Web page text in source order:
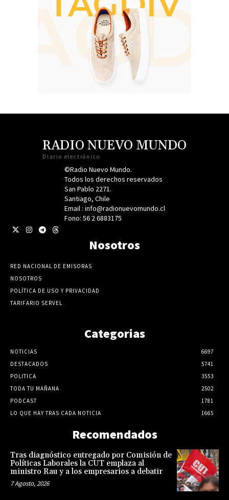
RADIO NUEVO MUNDO
Diario electrónico
©Radio Nuevo Mundo.
Todos los derechos reservados
San Pablo 2271.
Santiago, Chile
Email : info@radionuevomundo.cl
Fono: 56 2 6883175
Nosotros
RED NACIONAL DE EMISORAS
NOSOTROS
POLÍTICA DE USO Y PRIVACIDAD
TARIFARIO SERVEL
Categorias
NOTICIAS
6697
DESTACADOS
5741
POLITICA
3553
TODA TU MAÑANA
2502
PODCAST
1781
LO QUE HAY TRAS CADA NOTICIA
1665
Recomendados
Tras diagnóstico entregado por Comisión de
Políticas Laborales la CUT emplaza al
ministro Rau y a los empresarios a debatir
7 Agosto, 2026